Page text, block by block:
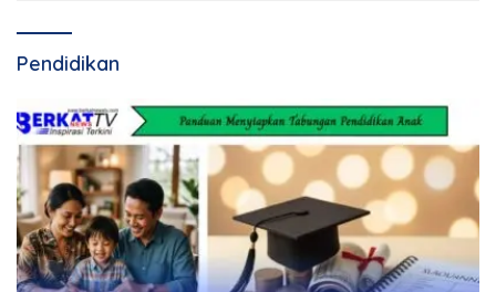
Pendidikan